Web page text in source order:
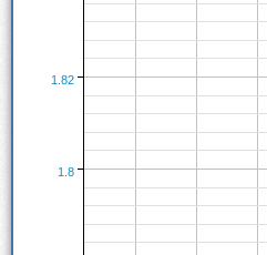
1.8
1.82